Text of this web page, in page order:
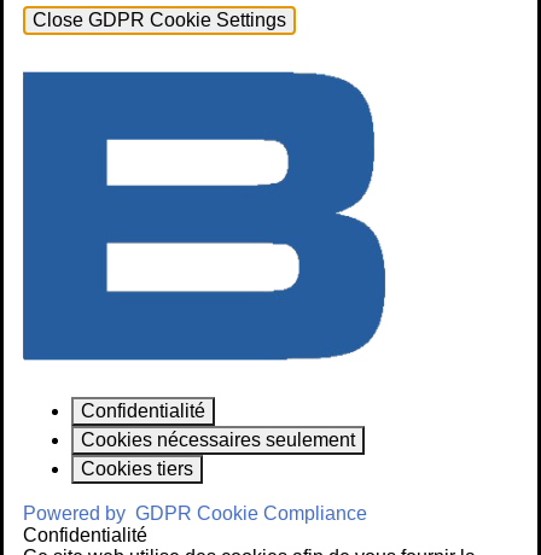
Close GDPR Cookie Settings
Confidentialité
Cookies nécessaires seulement
Cookies tiers
Powered by GDPR Cookie Compliance
Confidentialité